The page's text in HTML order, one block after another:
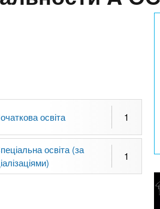
освіта 1
освіта (за
1